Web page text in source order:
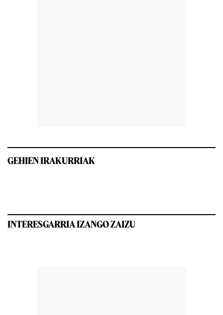
GEHIEN IRAKURRIAK
INTERESGARRIA IZANGO ZAIZU